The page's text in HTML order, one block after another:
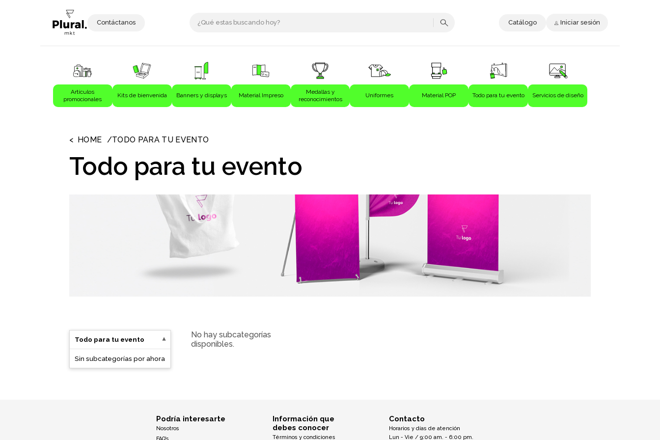
Contáctanos Catálogo Iniciar sesión
Artículos
promocionales
Kits de bienvenida Banners y displays Material Impreso
Medallas y
reconocimientos
Uniformes Material POP Todo para tu evento Servicios de diseño
Bolígrafos
Antiestrés
Herramientas
HOME TODO PARA TU EVENTO
Todo para tu evento
Todo para tu evento
Sin subcategorías por ahora
No hay subcategorías
disponibles.
Podría interesarte
Nosotros
FAQ’s
Información que
debes conocer
Términos y condiciones
Contacto
Horarios y días de atención
Lun - Vie / 9:00 am. - 6:00 pm.